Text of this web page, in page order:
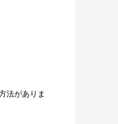
法がありま